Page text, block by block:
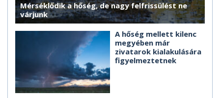
Mérséklődik a hőség, de nagy felfrissülést ne
várjunk
A hőség mellett kilenc
megyében már
zivatarok kialakulására
figyelmeztetnek